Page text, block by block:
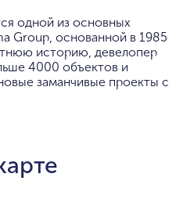
одной из основных
Group, основанной в 1985
историю, девелопер
4000 объектов и
заманчивые проекты с